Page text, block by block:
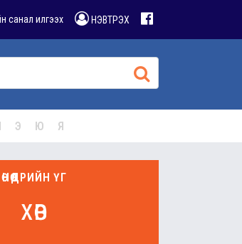
санал илгээх НЭВТРЭХ
Э Ю Я
ӨНӨӨДРИЙН ҮГ
хөв